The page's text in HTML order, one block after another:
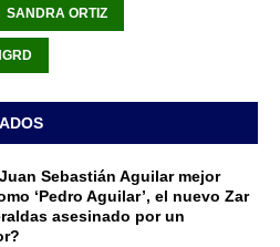
SANDRA ORTIZ
Sebastián Aguilar mejor
‘Pedro Aguilar’, el nuevo Zar
asesinado por un